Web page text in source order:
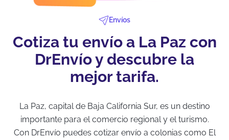
Envíos
Cotiza tu envío a La Paz con
DrEnvío y descubre la
mejor tarifa.
La Paz, capital de Baja California Sur, es un destino
importante para el comercio regional y el turismo.
Con DrEnvío puedes cotizar envío a colonias como El